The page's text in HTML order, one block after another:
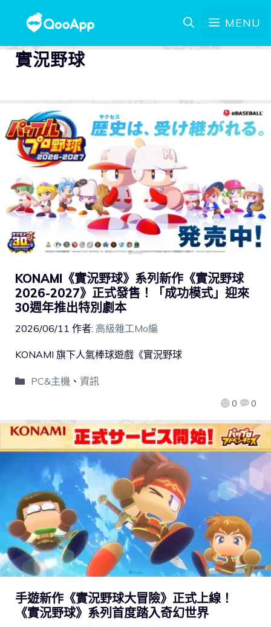
MENU
實況野球
KONAMI《實況野球》系列新作《實況野球
2026-2027》正式發售！「成功模式」迎來
30週年推出特別劇本
2026/06/11 作者: 高級雜工Mo編
0 0
KONAMI 旗下人氣棒球遊戲《實況野球
PC&主機、 資訊
手遊新作《實況野球大冒險》正式上線！
《實況野球》系列首度踏入奇幻世界